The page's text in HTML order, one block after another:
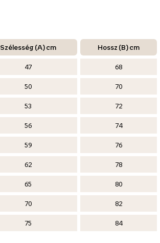
Szélesség (A) cm Hossz (B) cm
47 68
50 70
53 72
56 74
59 76
62 78
65 80
70 82
75 84